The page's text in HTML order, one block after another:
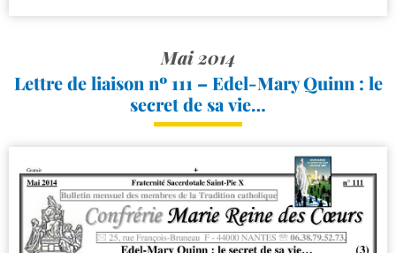
Mai 2014
Lettre de liaison nº 111 – Edel-​Mary Quinn : le
secret de sa vie…